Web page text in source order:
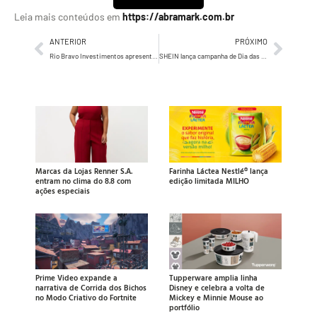
Leia mais conteúdos em https://abramark.com.br
ANTERIOR PRÓXIMO
Marcas da Lojas Renner S.A.
entram no clima do 8.8 com
ações especiais
Farinha Láctea Nestlé® lança
edição limitada MILHO
Prime Video expande a
narrativa de Corrida dos Bichos
no Modo Criativo do Fortnite
Tupperware amplia linha
Disney e celebra a volta de
Mickey e Minnie Mouse ao
portfólio